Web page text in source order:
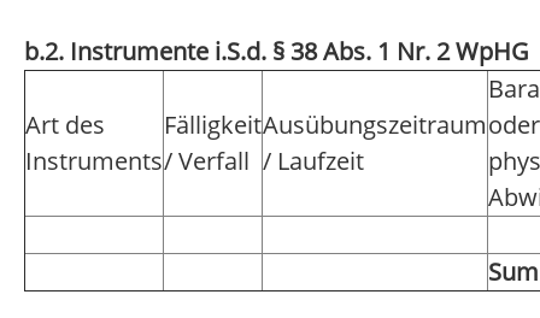
b.2. Instrumente i.S.d. § 38 Abs. 1 Nr. 2 WpHG
Art des
Instruments
Fälligkeit
/ Verfall
Ausübungszeitraum
/ Laufzeit
oder